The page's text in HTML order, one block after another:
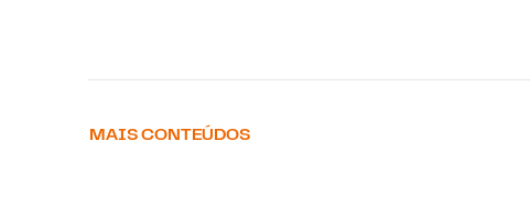
MAIS CONTEÚDOS